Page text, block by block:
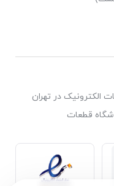
الکترونیک در تهران
قطعات